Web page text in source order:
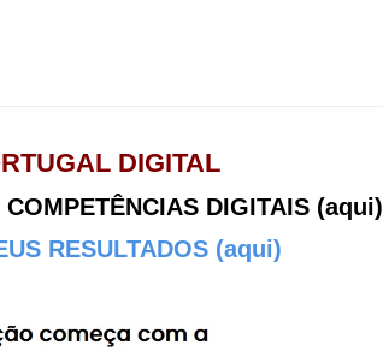
DIGITAL
COMPETÊNCIAS DIGITAIS (aqui)
RESULTADOS (aqui)